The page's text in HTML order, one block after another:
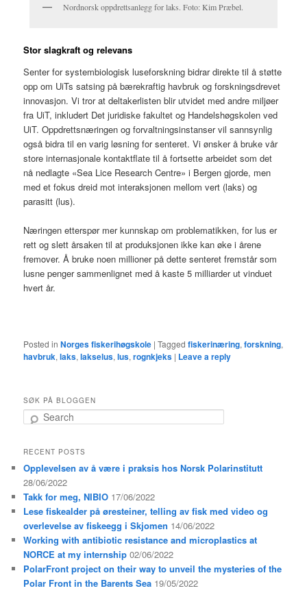
Nordnorsk oppdrettsanlegg for laks. Foto: Kim Præbel.
Stor slagkraft og relevans
Senter for systembiologisk luseforskning bidrar direkte til å støtte
opp om UiTs satsing på bærekraftig havbruk og forskningsdrevet
innovasjon. Vi tror at deltakerlisten blir utvidet med andre miljøer
fra UiT, inkludert Det juridiske fakultet og Handelshøgskolen ved
UiT. Oppdrettsnæringen og forvaltningsinstanser vil sannsynlig
også bidra til en varig løsning for senteret. Vi ønsker å bruke vår
store internasjonale kontaktflate til å fortsette arbeidet som det
nå nedlagte «Sea Lice Research Centre» i Bergen gjorde, men
med et fokus dreid mot interaksjonen mellom vert (laks) og
parasitt (lus).
Næringen etterspør mer kunnskap om problematikken, for lus er
rett og slett årsaken til at produksjonen ikke kan øke i årene
fremover. Å bruke noen millioner på dette senteret fremstår som
lusne penger sammenlignet med å kaste 5 milliarder ut vinduet
hvert år.
Posted in Norges fiskerihøgskole |Tagged fiskerinæring,forskning,
havbruk,laks,lakselus,lus,rognkjeks | Leave a reply
SØK PÅ BLOGGEN
r
c
h
RECENT POSTS
Opplevelsen av å være i praksis hos Norsk Polarinstitutt
28/06/2022
Takk for meg, NIBIO 17/06/2022
Lese fiskealder på øresteiner, telling av fisk med video og
overlevelse av fiskeegg i Skjomen 14/06/2022
Working with antibiotic resistance and microplastics at
NORCE at my internship 02/06/2022
PolarFront project on their way to unveil the mysteries of the
Polar Front in the Barents Sea 19/05/2022